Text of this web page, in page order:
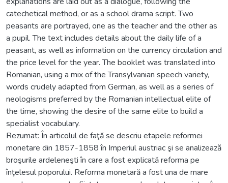
catechetical method, or as a school drama script. Two
peasants are portrayed, one as the teacher and the other as
a pupil. The text includes details about the daily life of a
peasant, as well as information on the currency circulation and
the price level for the year. The booklet was translated into
Romanian, using a mix of the Transylvanian speech variety,
words crudely adapted from German, as well as a series of
neologisms preferred by the Romanian intellectual elite of
the time, showing the desire of the same elite to build a
specialist vocabulary.
Rezumat: În articolul de faţă se descriu etapele reformei
monetare din 1857-1858 în Imperiul austriac şi se analizează
broşurile ardeleneşti în care a fost explicată reforma pe
înţelesul poporului. Reforma monetară a fost una de mare